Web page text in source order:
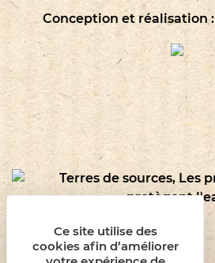
Conception et réalisation :
Ce site utilise des
cookies afin d’améliorer